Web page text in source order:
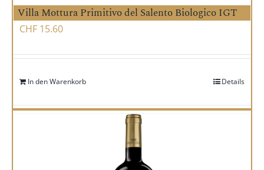
Villa Mottura Primitivo del Salento Biologico IGT
CHF 15.60
In den Warenkorb Details